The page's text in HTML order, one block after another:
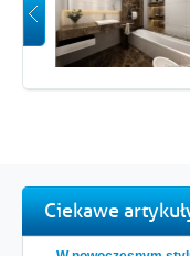
Ciekawe